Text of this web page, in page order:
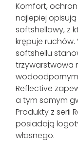
Komfort,
najlepiej
softshellowy, z
krępuje
softshellu
trzywarstwowa
Reflective
a tym samym
Produkty z serii
posiadają
własnego.